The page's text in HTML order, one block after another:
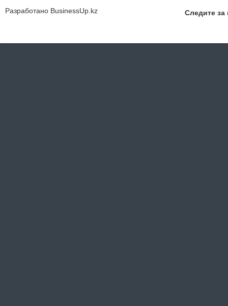
Разработано BusinessUp.kz Следите за